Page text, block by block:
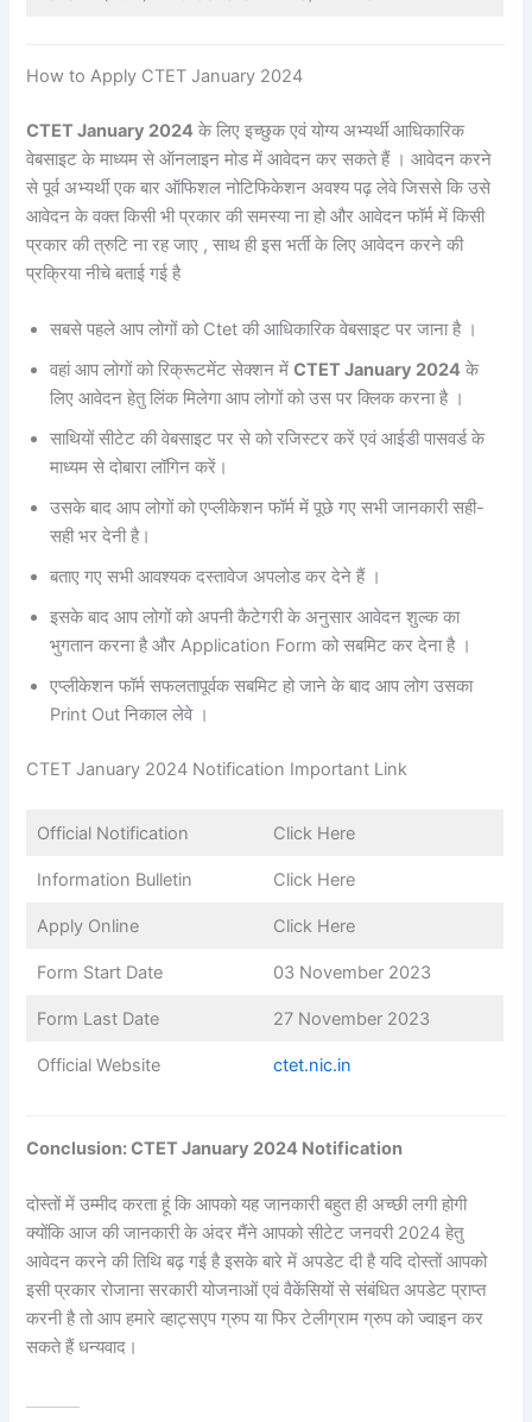
How to Apply CTET January 2024
CTET January 2024 के लिए इच्छुक एवं योग्य अभ्यर्थी आधिकारिक
वेबसाइट के माध्यम से ऑनलाइन मोड में आवेदन कर सकते हैं । आवेदन करने
से पूर्व अभ्यर्थी एक बार ऑफिशल नोटिफिकेशन अवश्य पढ़ लेवे जिससे कि उसे
आवेदन के वक्त किसी भी प्रकार की समस्या ना हो और आवेदन फॉर्म में किसी
प्रकार की त्रुटि ना रह जाए , साथ ही इस भर्ती के लिए आवेदन करने की
प्रक्रिया नीचे बताई गई है
सबसे पहले आप लोगों को Ctet की आधिकारिक वेबसाइट पर जाना है ।
वहां आप लोगों को रिक्रूटमेंट सेक्शन मेंCTET January 2024 के
लिए आवेदन हेतु लिंक मिलेगा आप लोगों को उस पर क्लिक करना है ।
साथियों सीटेट की वेबसाइट पर से को रजिस्टर करें एवं आईडी पासवर्ड के
माध्यम से दोबारा लॉगिन करें।
उसके बाद आप लोगों को एप्लीकेशन फॉर्म में पूछे गए सभी जानकारी सही-
सही भर देनी है।
बताए गए सभी आवश्यक दस्तावेज अपलोड कर देने हैं ।
इसके बाद आप लोगों को अपनी कैटेगरी के अनुसार आवेदन शुल्क का
भुगतान करना है और Application Form को सबमिट कर देना है ।
एप्लीकेशन फॉर्म सफलतापूर्वक सबमिट हो जाने के बाद आप लोग उसका
Print Out निकाल लेवे ।
CTET January 2024 Notification Important Link
Official Notification Click Here
Information Bulletin Click Here
Apply Online Click Here
Form Start Date 03 November 2023
Form Last Date 27 November 2023
Official Website ctet.nic.in
Conclusion: CTET January 2024 Notification
दोस्तों में उम्मीद करता हूं कि आपको यह जानकारी बहुत ही अच्छी लगी होगी
क्योंकि आज की जानकारी के अंदर मैंने आपको सीटेट जनवरी 2024 हेतु
आवेदन करने की तिथि बढ़ गई है इसके बारे में अपडेट दी है यदि दोस्तों आपको
इसी प्रकार रोजाना सरकारी योजनाओं एवं वैकेंसियों से संबंधित अपडेट प्राप्त
करनी है तो आप हमारे व्हाट्सएप ग्रुप या फिर टेलीग्राम ग्रुप को ज्वाइन कर
सकते हैं धन्यवाद।